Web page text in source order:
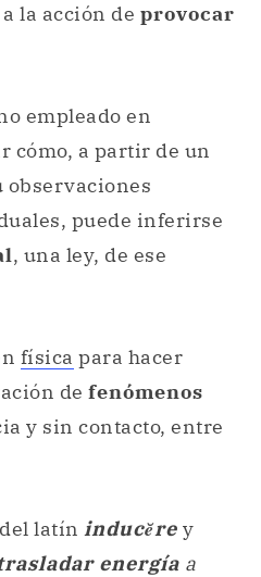
a la acción de provocar
empleado en
cómo, a partir de un
observaciones
puede inferirse
, una ley, de ese
física para hacer
de fenómenos
y sin contacto, entre
latín inducĕre y
energía a